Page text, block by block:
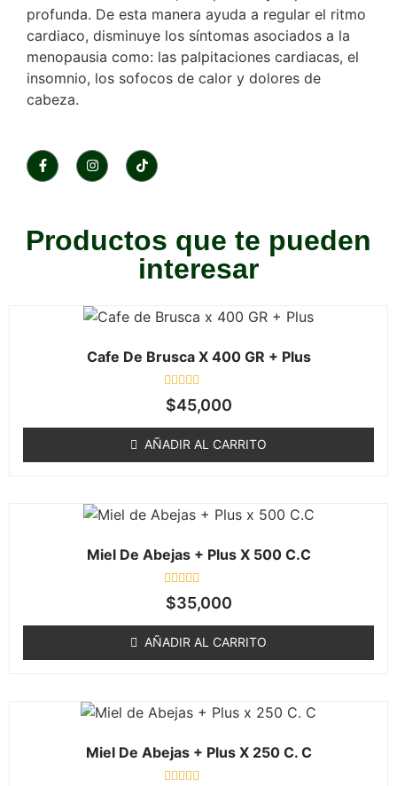
profunda. De esta manera ayuda a regular el ritmo
cardiaco, disminuye los síntomas asociados a la
menopausia como: las palpitaciones cardiacas, el
insomnio, los sofocos de calor y dolores de
cabeza.
Productos que te pueden
interesar
Cafe De Brusca X 400 GR + Plus
Valorado
en
5
$45,000
AÑADIR AL CARRITO
Miel De Abejas + Plus X 500 C.C
Valorado
en
5
$35,000
AÑADIR AL CARRITO
Miel De Abejas + Plus X 250 C. C